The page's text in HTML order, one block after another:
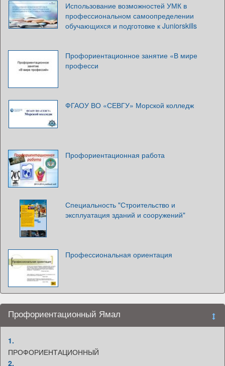
Использование возможностей УМК в
профессиональном самоопределении
обучающихся и подготовке к Juniorskills
Профориентационное занятие «В мире
професси
ФГАОУ ВО «СЕВГУ» Морской колледж
Профориентационная работа
Специальность "Строительство и
эксплуатация зданий и сооружений"
Профессиональная ориентация
Профориентационный Ямал
1.
ПРОФОРИЕНТАЦИОННЫЙ
2.